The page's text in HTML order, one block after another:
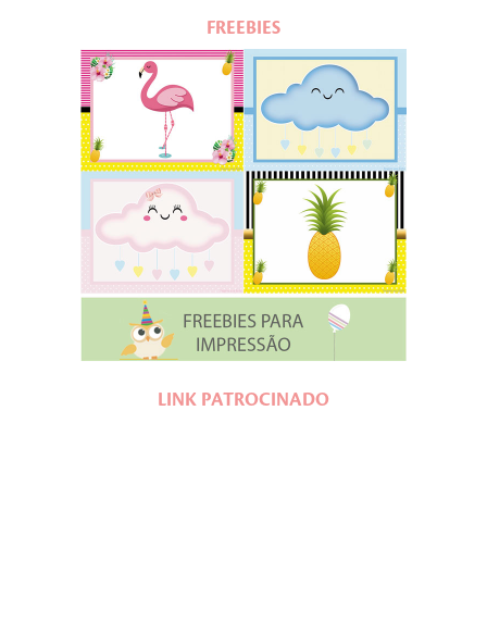
FREEBIES
LINK PATROCINADO